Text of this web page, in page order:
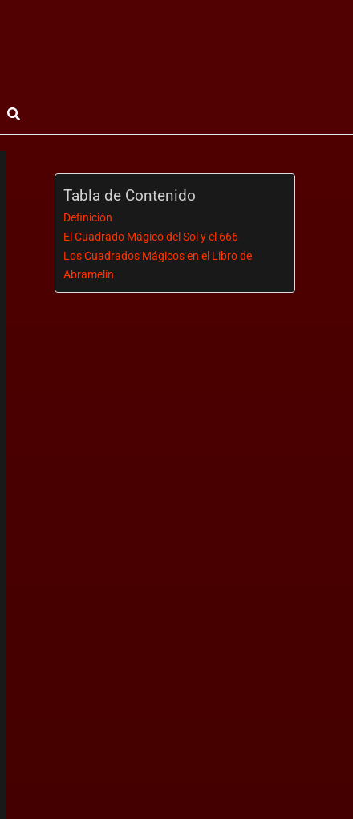
Buscar
Tabla de Contenido
Definición
El Cuadrado Mágico del Sol y el 666
Los Cuadrados Mágicos en el Libro de
Abramelín